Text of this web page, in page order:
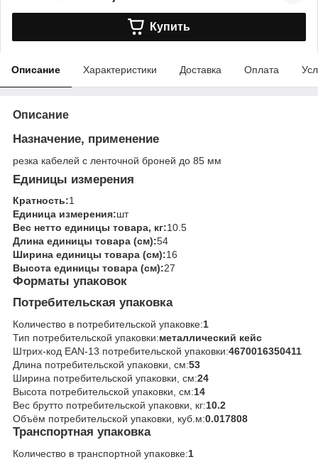
Купить
Описание Характеристики Доставка Оплата
Описание
Назначение, применение
резка кабелей с ленточной броней до 85 мм
Единицы измерения
Кратность:1
Единица измерения:шт
Вес нетто единицы товара, кг:10.5
Длина единицы товара (см):54
Ширина единицы товара (см):16
Высота единицы товара (см):27
Форматы упаковок
Потребительская упаковка
Количество в потребительской упаковке:1
Тип потребительской упаковки:металлический кейс
Штрих-код EAN-13 потребительской упаковки:4670016350411
Длина потребительской упаковки, см:53
Ширина потребительской упаковки, см:24
Высота потребительской упаковки, см:14
Вес брутто потребительской упаковки, кг:10.2
Объём потребительской упаковки, куб.м:0.017808
Транспортная упаковка
Количество в транспортной упаковке:1